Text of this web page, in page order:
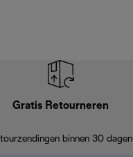
Gratis Retourneren
binnen 30 dagen